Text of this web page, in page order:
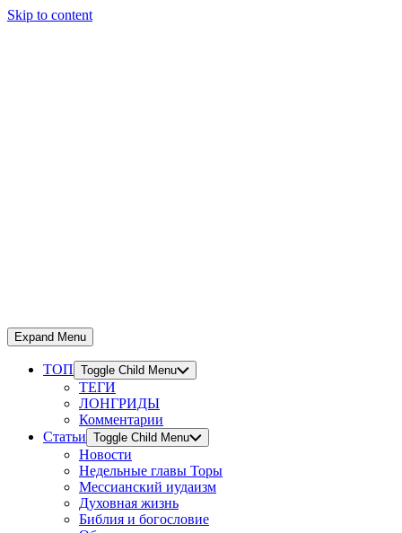
Skip to content
Expand Menu
ТОП Toggle Child Menu
ТЕГИ
ЛОНГРИДЫ
Комментарии
Статьи Toggle Child Menu
Новости
Недельные главы Торы
Мессианский иудаизм
Духовная жизнь
Библия и богословие